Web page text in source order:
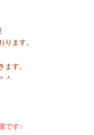
ります。
ます。
＾
です♪